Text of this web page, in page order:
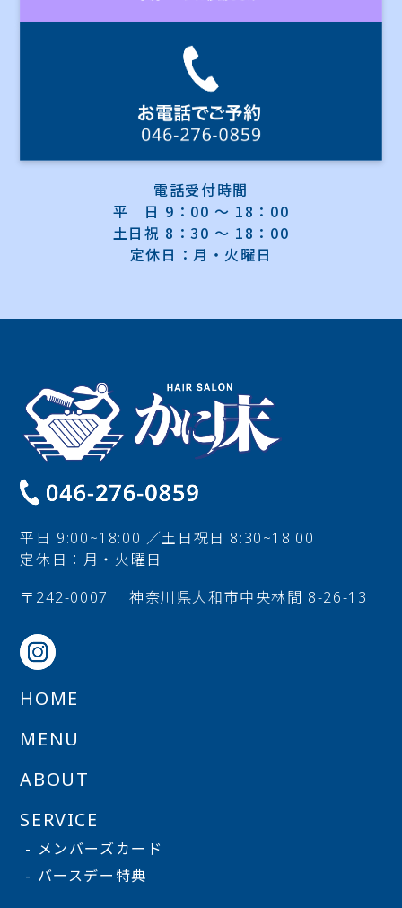
電話受付時間
平 日 9：00 ～ 18：00
土日祝 8：30 ～ 18：00
定休日：月・火曜日
平日 9:00~18:00 ／土日祝日 8:30~18:00
定休日：月・火曜日
〒242-0007
神奈川県大和市中央林間 8-26-13
HOME
MENU
ABOUT
SERVICE
- メンバーズカード
- バースデー特典